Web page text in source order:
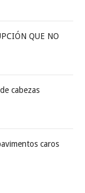
QUE NO
cabezas
caros